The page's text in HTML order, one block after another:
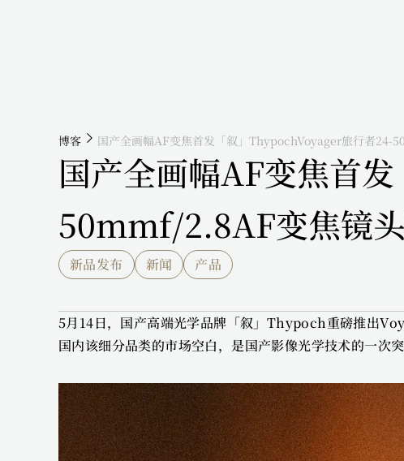
博客 国产全画幅AF变焦首发「叙」ThypochVoyager旅行者24-
国产全画幅AF变焦首
50mmf/2.8AF变焦镜
新品发布 新闻 产品
5月14日，国产高端光学品牌「叙」Thypoch重磅推出
国内该细分品类的市场空白，是国产影像光学技术的一次突